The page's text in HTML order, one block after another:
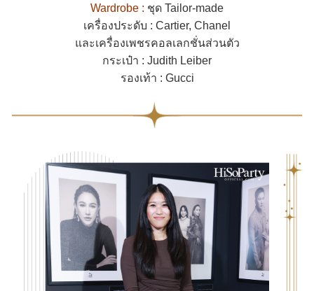
Wardrobe : ชุด Tailor-made
เครื่องประดับ : Cartier, Chanel
และเครื่องเพชรคอลเลกชั่นส่วนตัว
กระเป๋า : Judith Leiber
รองเท้า : Gucci